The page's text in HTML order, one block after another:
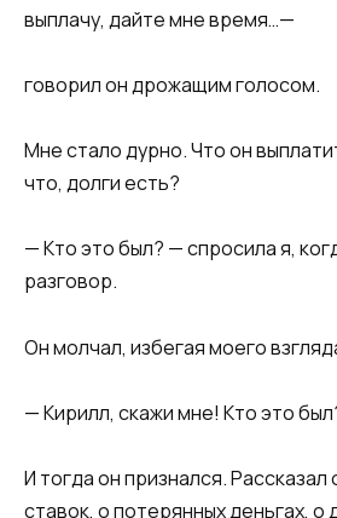
выплачу, дайте мне время…—​​
​​говорил он дрожащим голосом.​​
​​Мне стало дурно. Что он
что, долги есть?​​
​​— Кто это был? — спросила я,
разговор.​​
​​Он молчал, избегая моего
​​— Кирилл, скажи мне! Кто это
​​И тогда он признался. Рассказал
ставок, о потерянных деньгах, о